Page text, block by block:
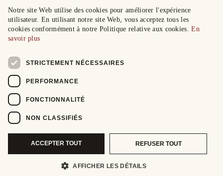
Notre site Web utilise des cookies pour améliorer l'expérience
utilisateur. En utilisant notre site Web, vous acceptez tous les
cookies conformément à notre Politique relative aux cookies.En
savoir plus
STRICTEMENT NÉCESSAIRES
PERFORMANCE
FONCTIONNALITÉ
NON CLASSIFIÉS
ACCEPTER TOUT REFUSER TOUT
AFFICHER LES DÉTAILS